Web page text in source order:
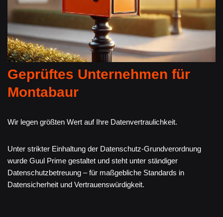
Geprüftes Unternehmen für
Montabaur
Wir legen größten Wert auf Ihre Datenvertraulichkeit.
Unter strikter Einhaltung der Datenschutz-Grundverordnung
wurde Guul Prime gestaltet und steht unter ständiger
Datenschutzbetreuung – für maßgebliche Standards in
Datensicherheit und Vertrauenswürdigkeit.